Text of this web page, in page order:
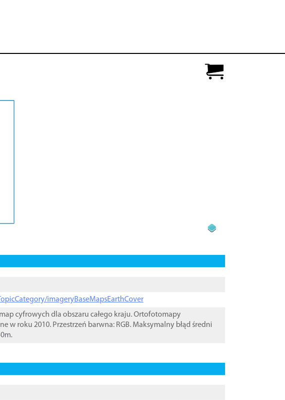
imageryBaseMapsEarthCover
cyfrowych dla obszaru całego kraju. Ortofotomapy
w roku 2010. Przestrzeń barwna: RGB. Maksymalny błąd średni